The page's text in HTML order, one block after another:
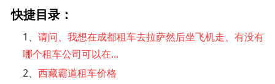
快捷目录：
1、请问、我想在成都租车去拉萨然后坐飞机走、有没有
哪个租车公司可以在...
2、西藏霸道租车价格